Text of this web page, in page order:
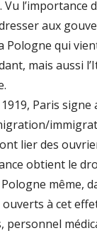
l’importance
aux
Pologne qui
mais aussi
Paris signe
lier des
obtient le
même,
à cet
personnel